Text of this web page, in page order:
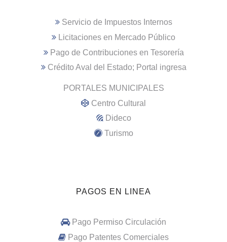
Servicio de Impuestos Internos
Licitaciones en Mercado Público
Pago de Contribuciones en Tesorería
Crédito Aval del Estado; Portal ingresa
PORTALES MUNICIPALES
Centro Cultural
Dideco
Turismo
PAGOS EN LINEA
Pago Permiso Circulación
Pago Patentes Comerciales